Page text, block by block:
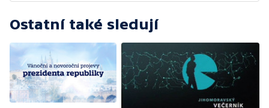
Ostatní také sledují